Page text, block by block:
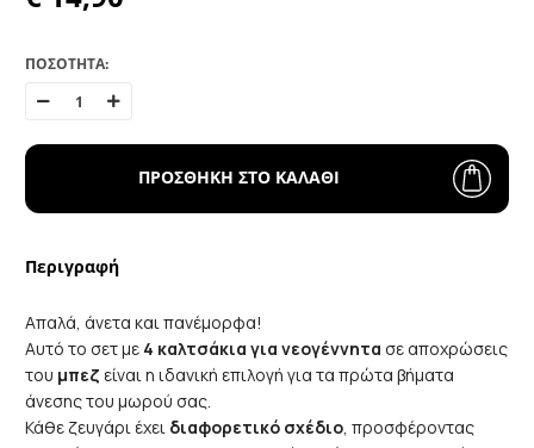
ΠΟΣΟΤΗΤΑ:
ΠΡΟΣΘΗΚΗ ΣΤΟ ΚΑΛΑΘΙ
Περιγραφή
Απαλά, άνετα και πανέμορφα!
Αυτό το σετ με 4 καλτσάκια για νεογέννητα σε αποχρώσεις
του μπεζ είναι η ιδανική επιλογή για τα πρώτα βήματα
άνεσης του μωρού σας.
Κάθε ζευγάρι έχει διαφορετικό σχέδιο, προσφέροντας